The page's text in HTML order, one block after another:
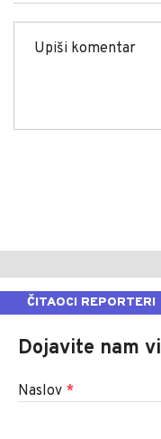
ČITAOCI REPORTERI
Dojavite nam
Naslov *